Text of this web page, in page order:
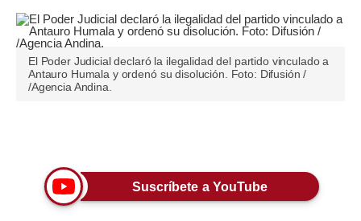
Editorial
Blogs
Viajes
El Poder Judicial declaró la ilegalidad del partido vinculado a
Antauro Humala y ordenó su disolución. Foto: Difusión /
/Agencia Andina.
Suscríbete a YouTube